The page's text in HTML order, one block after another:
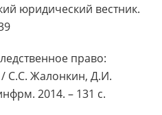
юридический вестник.
право:
С.С. Жалонкин, Д.И.
2014. – 131 с.